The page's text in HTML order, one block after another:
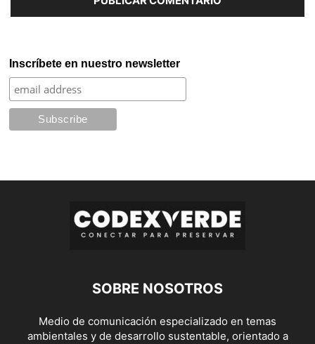
Inscríbete en nuestro newsletter
SOBRE NOSOTROS
Medio de comunicación especializado en temas
ambientales y de desarrollo sustentable, orientado a